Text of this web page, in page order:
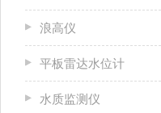
浪高仪
平板雷达水位计
水质监测仪